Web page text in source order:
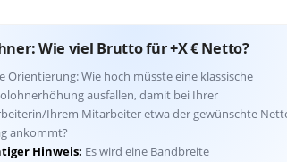
Wie viel Brutto für +X € Netto?
Orientierung: Wie hoch müsste eine klassische
ausfallen, damit bei Ihrer
Ihrem Mitarbeiter etwa der gewünschte
ankommt?
Hinweis: Es wird eine Bandbreite